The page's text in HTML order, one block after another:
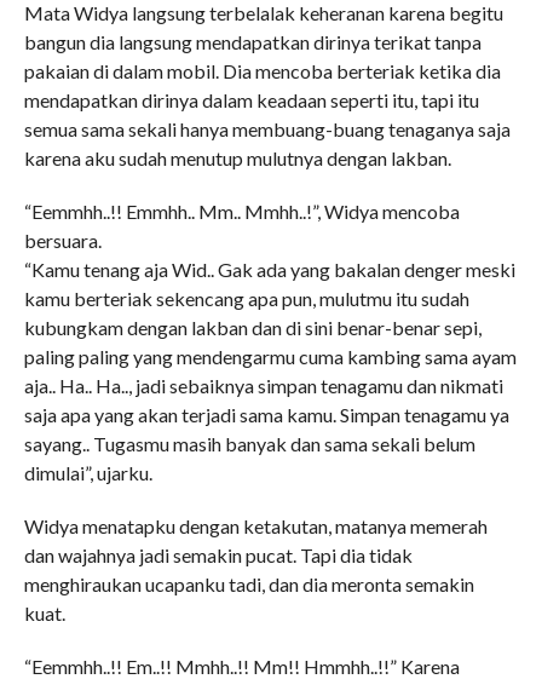
Mata Widya langsung terbelalak keheranan karena begitu
bangun dia langsung mendapatkan dirinya terikat tanpa
pakaian di dalam mobil. Dia mencoba berteriak ketika dia
mendapatkan dirinya dalam keadaan seperti itu, tapi itu
semua sama sekali hanya membuang-buang tenaganya saja
karena aku sudah menutup mulutnya dengan lakban.
“Eemmhh..!! Emmhh.. Mm.. Mmhh..!”, Widya mencoba
bersuara.
“Kamu tenang aja Wid.. Gak ada yang bakalan denger meski
kamu berteriak sekencang apa pun, mulutmu itu sudah
kubungkam dengan lakban dan di sini benar-benar sepi,
paling paling yang mendengarmu cuma kambing sama ayam
aja.. Ha.. Ha.., jadi sebaiknya simpan tenagamu dan nikmati
saja apa yang akan terjadi sama kamu. Simpan tenagamu ya
sayang.. Tugasmu masih banyak dan sama sekali belum
dimulai”, ujarku.
Widya menatapku dengan ketakutan, matanya memerah
dan wajahnya jadi semakin pucat. Tapi dia tidak
menghiraukan ucapanku tadi, dan dia meronta semakin
kuat.
“Eemmhh..!! Em..!! Mmhh..!! Mm!! Hmmhh..!!” Karena